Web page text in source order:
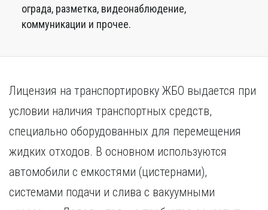
ограда, разметка, видеонаблюдение,
коммуникации и прочее.
Лицензия на транспортировку ЖБО выдается при
условии наличия транспортных средств,
специально оборудованных для перемещения
жидких отходов. В основном используются
автомобили с емкостями (цистернами),
системами подачи и слива с вакуумными